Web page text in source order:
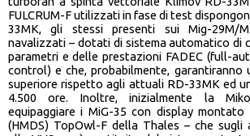
FULCRUM-F utilizzati in fase di test
33MK, gli stessi presenti sui Mig-29M/
navalizzati – dotati di sistema automatico di
parametri e delle prestazioni FADEC (full-
control) e che, probabilmente, garantiranno
superiore rispetto agli attuali RD-33MK ed
4.500 ore. Inoltre, inizialmente la
equipaggiare i MiG-35 con display
(HMDS) TopOwl-F della Thales – che sugli